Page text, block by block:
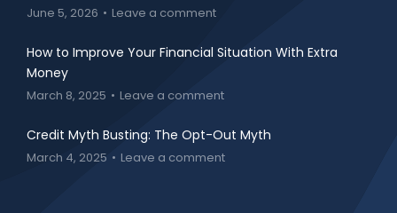
June 5, 2026 Leave a comment
How to Improve Your Financial Situation With Extra
Money
March 8, 2025 Leave a comment
Credit Myth Busting: The Opt-Out Myth
March 4, 2025 Leave a comment